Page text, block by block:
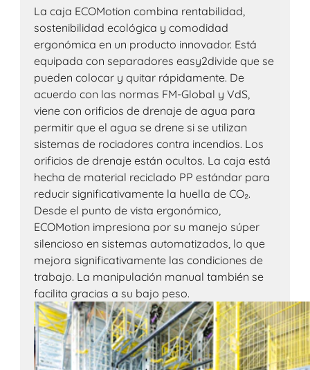
La caja ECOMotion combina rentabilidad,
sostenibilidad ecológica y comodidad
ergonómica en un producto innovador. Está
equipada con separadores easy2divide que se
pueden colocar y quitar rápidamente. De
acuerdo con las normas FM-Global y VdS,
viene con orificios de drenaje de agua para
permitir que el agua se drene si se utilizan
sistemas de rociadores contra incendios. Los
orificios de drenaje están ocultos. La caja está
hecha de material reciclado PP estándar para
reducir significativamente la huella de CO₂.
Desde el punto de vista ergonómico,
ECOMotion impresiona por su manejo súper
silencioso en sistemas automatizados, lo que
mejora significativamente las condiciones de
trabajo. La manipulación manual también se
facilita gracias a su bajo peso.